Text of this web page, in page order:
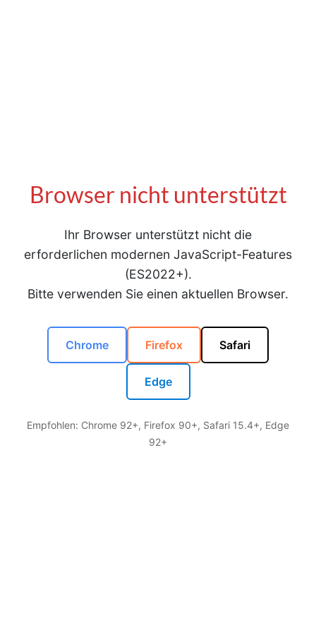
Browser nicht unterstützt
Ihr Browser unterstützt nicht die
erforderlichen modernen JavaScript-Features
(ES2022+).
Bitte verwenden Sie einen aktuellen Browser.
Chrome Firefox Safari
Edge
Empfohlen: Chrome 92+, Firefox 90+, Safari 15.4+, Edge
92+